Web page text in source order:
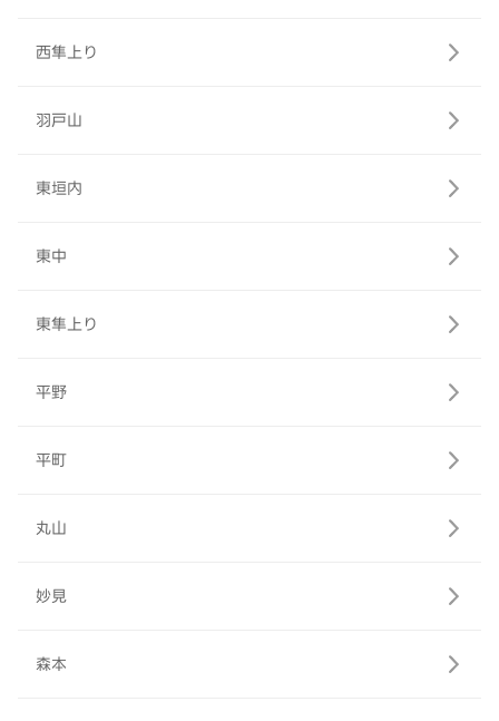
西隼上り
羽戸山
東垣内
東中
東隼上り
平野
平町
丸山
妙見
森本